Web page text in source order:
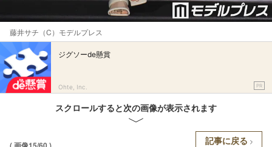
藤井サチ（C）モデルプレス
ジグソーde懸賞
Ohte, Inc. PR
スクロールすると次の画像が表示されます
記事に戻る